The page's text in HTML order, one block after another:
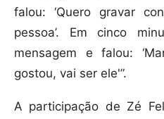
falou: ‘Quero gravar
pessoa’. Em cinco
mensagem e falou:
gostou, vai ser ele'”.
A participação de Zé